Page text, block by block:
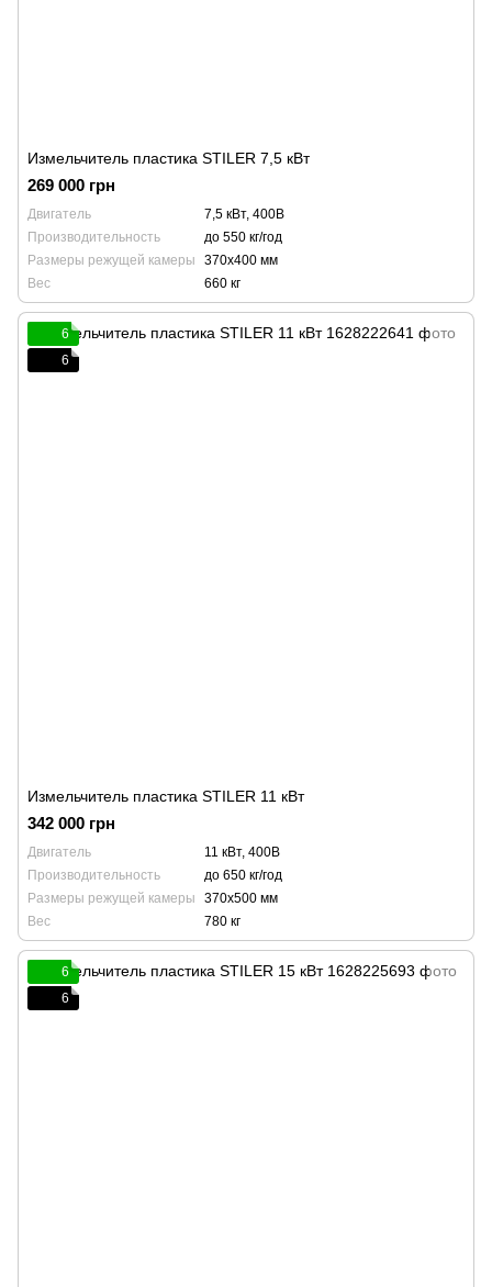
Измельчитель пластика STILER 7,5 кВт
269 000 грн
Двигатель
7,5 кВт, 400В
Производительность
до 550 кг/год
Размеры режущей камеры
370x400 мм
Вес
660 кг
6
6
Измельчитель пластика STILER 11 кВт
342 000 грн
Двигатель
11 кВт, 400В
Производительность
до 650 кг/год
Размеры режущей камеры
370x500 мм
Вес
780 кг
6
6